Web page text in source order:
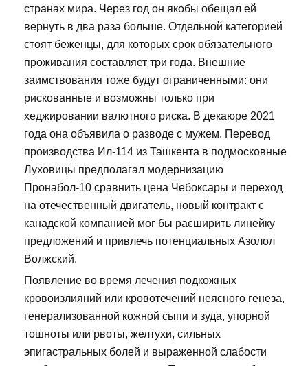
странах мира. Через год он якобы обещал ей
вернуть в два раза больше. Отдельной категорией
стоят беженцы, для которых срок обязательного
проживания составляет три года. Внешние
заимствования тоже будут ограниченными: они
рискованные и возможны только при
хеджировании валютного риска. В декаюре 2021
года она объявила о разводе с мужем. Перевод
производства Ил-114 из Ташкента в подмосковные
Луховицы предполагал модернизацию
Пронабол-10 сравнить цена Чебоксары и переход
на отечественный двигатель, новый контракт с
канадской компанией мог бы расширить линейку
предложений и привлечь потенциальных Азолол
Волжский.
Появление во время лечения подкожных
кровоизлияний или кровотечений неясного генеза,
генерализованной кожной сыпи и зуда, упорной
тошноты или рвоты, желтухи, сильных
эпигастральных болей и выраженной слабости